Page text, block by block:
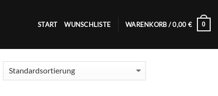
START WUNSCHLISTE WARENKORB /0,00 € 0